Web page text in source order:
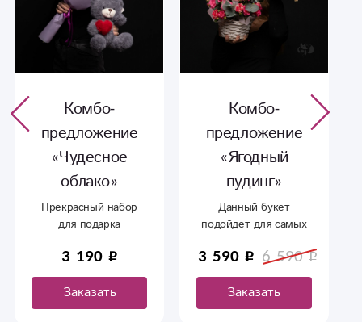
Комбо-
предложение
«Чудесное
облако»
Прекрасный набор
для подарка
3 190
Заказать
Комбо-
предложение
«Ягодный
пудинг»
Данный букет
подойдет для самых
правило они же
любят все милое и
мягкое! Отличный
состав данного товара
3 590 6 590
Заказать